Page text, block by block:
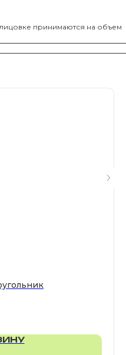
принимаются на объем